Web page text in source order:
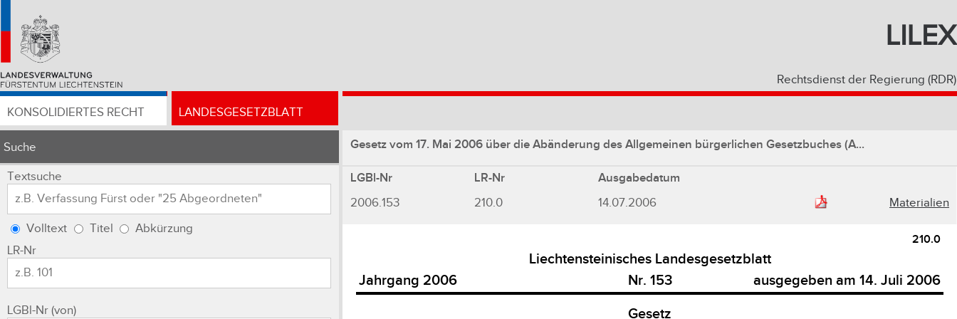
LILEX
Rechtsdienst der Regierung (RDR)
KONSOLIDIERTES RECHT LANDESGESETZBLATT
Suche
Textsuche
Volltext Titel
Abkürzung
LR-Nr
LGBl-Nr (von)
Gesetz vom 17. Mai 2006 über die Abänderung des Allgemeinen bürgerlichen Gesetzbuches (A...
LGBl-Nr LR-Nr Ausgabedatum
2006.153 210.0 14.07.2006 Materialien